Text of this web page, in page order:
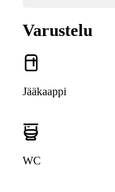
Varustelu
Jääkaappi
WC